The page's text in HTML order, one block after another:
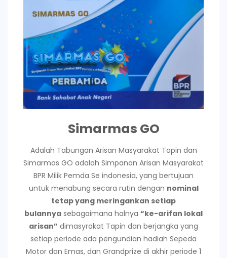
Simarmas GO
Adalah Tabungan Arisan Masyarakat Tapin dan
Simarmas GO adalah Simpanan Arisan Masyarakat
BPR Milik Pemda Se indonesia, yang bertujuan
untuk menabung secara rutin dengan nominal
tetap yang meringankan setiap
bulannya sebagaimana halnya “ke-arifan lokal
arisan” dimasyrakat Tapin dan berjangka yang
setiap periode ada pengundian hadiah Sepeda
Motor dan Emas, dan Grandprize di akhir periode 1